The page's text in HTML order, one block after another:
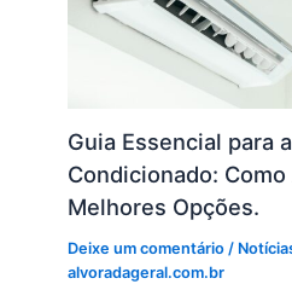
Guia Essencial para
Condicionado:
Melhores Opções.
Deixe um comentário /
alvoradageral.com.br